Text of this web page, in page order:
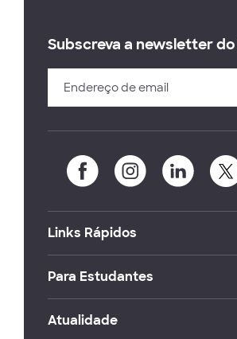
Subscreva a newsletter do
Links Rápidos
Para Estudantes
Atualidade